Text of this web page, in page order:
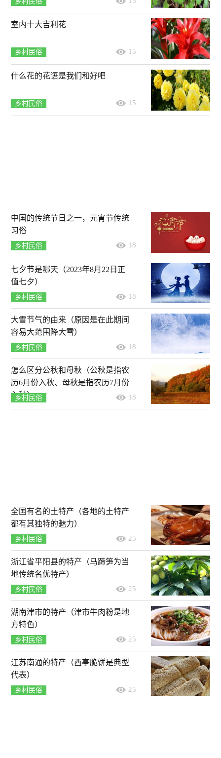
室内十大吉利花
乡村民俗 15
什么花的花语是我们和好吧
乡村民俗 15
中国的传统节日之一，元宵节传统
习俗
乡村民俗 18
七夕节是哪天（2023年8月22日正
值七夕）
乡村民俗 18
大雪节气的由来（原因是在此期间
容易大范围降大雪）
乡村民俗 18
怎么区分公秋和母秋（公秋是指农
历6月份入秋、母秋是指农历7月份
入秋）
乡村民俗 18
全国有名的土特产（各地的土特产
都有其独特的魅力）
乡村民俗 25
浙江省平阳县的特产（马蹄笋为当
地传统名优特产）
乡村民俗 25
湖南津市的特产（津市牛肉粉是地
方特色）
乡村民俗 25
江苏南通的特产（西亭脆饼是典型
代表）
乡村民俗 25